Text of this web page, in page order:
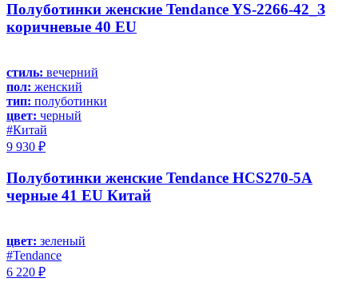
Полуботинки женские Tendance YS-2266-42_З
коричневые 40 EU
стиль: вечерний
пол: женский
тип: полуботинки
цвет: черный
#Китай
9 930 ₽
Полуботинки женские Tendance HCS270-5A
черные 41 EU Китай
цвет: зеленый
#Tendance
6 220 ₽